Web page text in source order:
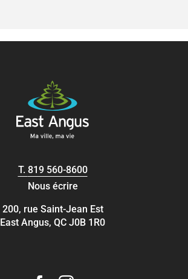
T. 819 560-8600
Nous écrire
200, rue Saint-Jean Est
East Angus, QC J0B 1R0